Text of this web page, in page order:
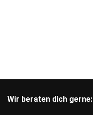
Wir beraten dich gerne: